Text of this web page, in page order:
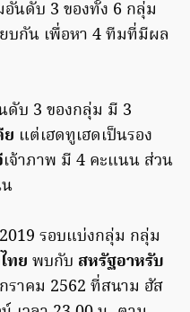
นดับ 3 ของทั้ง 6 กลุ่ม
บกัน เพื่อหา 4 ทีมที่มีผล
ดับ 3 ของกลุ่ม มี 3
แต่เฮดทูเฮดเป็นรอง
เจ้าภาพ มี 4 คะแนน ส่วน
รอบแบ่งกลุ่ม กลุ่ม
ทย พบกับ สหรัฐอาหรับ
ราคม 2562 ที่สนาม ฮัส